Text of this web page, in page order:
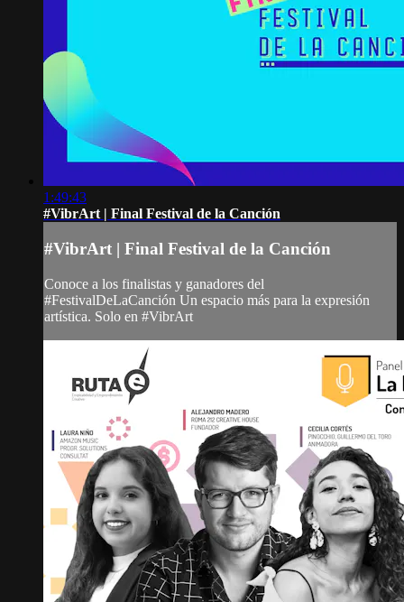
1:49:43
#VibrArt | Final Festival de la Canción
#VibrArt | Final Festival de la Canción
Conoce a los finalistas y ganadores del
#FestivalDeLaCanción Un espacio más para la expresión
artística. Solo en #VibrArt